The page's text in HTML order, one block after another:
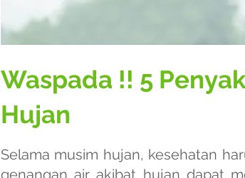
Waspada !! 5
Hujan
Selama musim hujan, kesehatan
genangan air akibat hujan dapat